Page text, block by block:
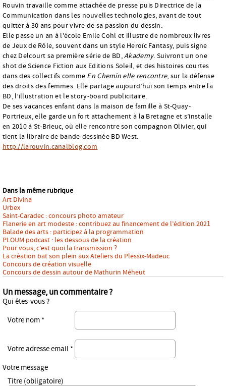
Rouvin travaille comme attachée de presse puis Directrice de la
Communication dans les nouvelles technologies, avant de tout
quitter à 30 ans pour vivre de sa passion du dessin.
Elle passe un an à l’école Emile Cohl et illustre de nombreux livres
de Jeux de Rôle, souvent dans un style Heroïc Fantasy, puis signe
chez Delcourt sa première série de BD,Akademy. Suivront un one
shot de Science Fiction aux Editions Soleil, et des histoires courtes
dans des collectifs comme En Chemin elle rencontre, sur la défense
des droits des femmes. Elle partage aujourd’hui son temps entre la
BD, l’illustration et le story-board publicitaire.
De ses vacances enfant dans la maison de famille à St-Quay-
Portrieux, elle garde un fort attachement à la Bretagne et s’installe
en 2010 à St-Brieuc, où elle rencontre son compagnon Olivier, qui
tient la libraire de bande-dessinée BD West.
http://larouvin.canalblog.com
Dans la même rubrique
Art Divina
Urbex
Saint-Caradec : concours photo amateur
Flanerie en art modeste : contribuez au financement de l’édition 2021
Balade des arts : participez à la programmation
PLOUM podcast : les dessous de la création
Pour vous, c’est quoi la transmission ?
La création bat son plein aux Ateliers du Plessix-Madeuc
Concours de création visuelle
Concours de dessin autour de Mathurin Méheut
Un message, un commentaire ?
Qui êtes-vous ?
Votre nom *
Votre adresse email *
Votre message
Titre (obligatoire)